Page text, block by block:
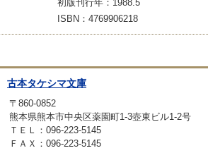
初版刊行年：1988.5
ISBN：4769906218
古本タケシマ文庫
〒860-0852
熊本県熊本市中央区薬園町1-3壺東ビル1-2号
ＴＥＬ：096-223-5145
ＦＡＸ：096-223-5145